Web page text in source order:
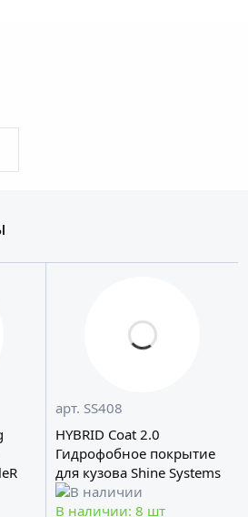
арт. SS408
HYBRID Coat 2.0
Гидрофобное покрытие
для кузова Shine Systems
В наличии: 8 шт